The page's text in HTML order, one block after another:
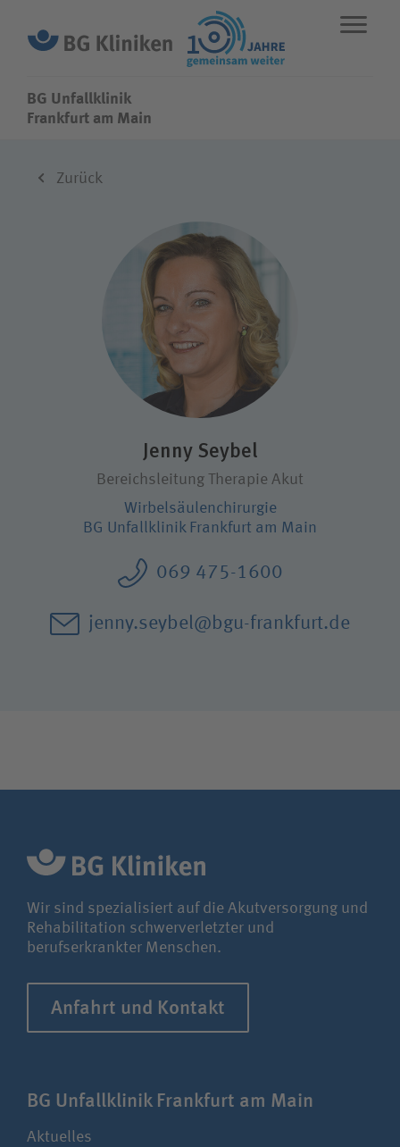
BG Unfallklinik
Wie können wir Ihnen helfen?
Suchwert
Bewerberin / Bewerber
Journalistin / Journalist
BG Unfallklinik
Frankfurt am Main
Zurück
Jenny Seybel
Bereichsleitung Therapie Akut
Wirbel­säulen­chirurgie
BG Unfallklinik Frankfurt am Main
069 475-1600
jenny.seybel@bgu-frankfurt.de
Wir sind spezialisiert auf die Akutversorgung und
Rehabilitation schwerverletzter und
berufserkrankter Menschen.
Anfahrt und Kontakt
BG Unfallklinik Frankfurt am Main
Aktuelles